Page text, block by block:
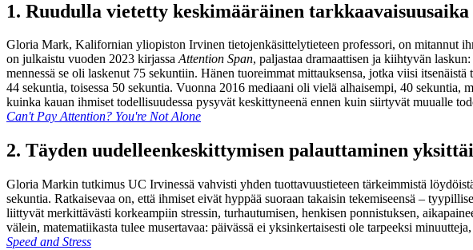
1. Ruudulla vietetty keskimääräinen
Gloria Mark, Kalifornian yliopiston Irvinen tietojenkäsittelytieteen professori, on mitannut
on julkaistu vuoden 2023 kirjassaAttention Span, paljastaa dramaattisen ja kiihtyvän
mennessä se oli laskenut 75 sekuntiin. Hänen tuoreimmat mittauksensa, jotka viisi
44 sekuntia, toisessa 50 sekuntia. Vuonna 2016 mediaani oli vielä alhaisempi, 40
kuinka kauan ihmiset todellisuudessa pysyvät keskittyneenä ennen kuin siirtyvät muualle
Can't Pay Attention? You're Not Alone
2. Täyden uudelleenkeskittymisen palauttaminen
Gloria Markin tutkimus UC Irvinessä vahvisti yhden tuottavuustieteen tärkeimmistä
sekuntia. Ratkaisevaa on, että ihmiset eivät hyppää suoraan takaisin tekemiseensä –
liittyvät merkittävästi korkeampiin stressin, turhautumisen, henkisen ponnistuksen,
välein, matematiikasta tulee musertavaa: päivässä ei yksinkertaisesti ole tarpeeksi
Speed and Stress